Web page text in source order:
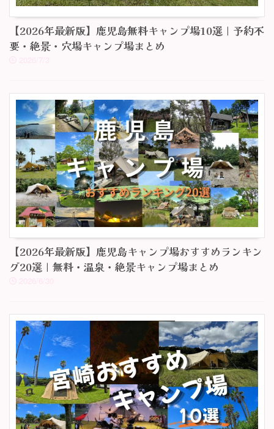
【2026年最新版】鹿児島無料キャンプ場10選｜予約不
要・絶景・穴場キャンプ場まとめ
【2026年最新版】鹿児島キャンプ場おすすめランキン
グ20選｜無料・温泉・絶景キャンプ場まとめ